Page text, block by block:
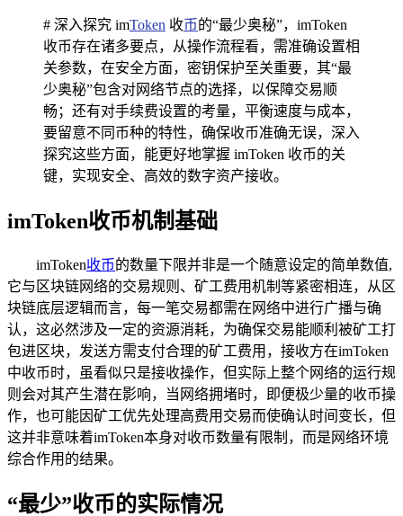
# 深入探究 imToken 收币的“最少奥秘”，imToken
收币存在诸多要点，从操作流程看，需准确设置相
关参数，在安全方面，密钥保护至关重要，其“最
少奥秘”包含对网络节点的选择，以保障交易顺
畅；还有对手续费设置的考量，平衡速度与成本，
要留意不同币种的特性，确保收币准确无误，深入
探究这些方面，能更好地掌握 imToken 收币的关
键，实现安全、高效的数字资产接收。
imToken收币机制基础
imToken收币的数量下限并非是一个随意设定的简单数值,
它与区块链网络的交易规则、矿工费用机制等紧密相连，从区
块链底层逻辑而言，每一笔交易都需在网络中进行广播与确
认，这必然涉及一定的资源消耗，为确保交易能顺利被矿工打
包进区块，发送方需支付合理的矿工费用，接收方在imToken
中收币时，虽看似只是接收操作，但实际上整个网络的运行规
则会对其产生潜在影响，当网络拥堵时，即便极少量的收币操
作，也可能因矿工优先处理高费用交易而使确认时间变长，但
这并非意味着imToken本身对收币数量有限制，而是网络环境
综合作用的结果。
“最少”收币的实际情况